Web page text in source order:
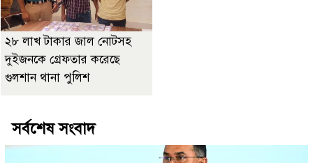
২৮ লাখ টাকার জাল নোটসহ
দুইজনকে গ্রেফতার করেছে
গুলশান থানা পুলিশ
সর্বশেষ সংবাদ